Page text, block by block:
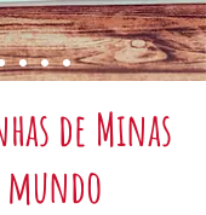
de Minas
mundo